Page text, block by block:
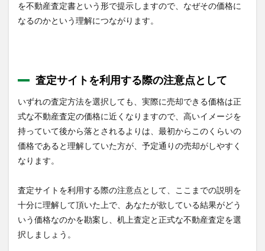
を不動産査定書という形で提示しますので、なぜその価格に
なるのかという理解につながります。
査定サイトを利用する際の注意点として
いずれの査定方法を選択しても、実際に売却できる価格は正
式な不動産査定の価格に近くなりますので、高いイメージを
持っていて後から落とされるよりは、最初からこのくらいの
価格であると理解していた方が、予定通りの売却がしやすく
なります。
査定サイトを利用する際の注意点として、ここまでの説明を
十分に理解して頂いた上で、あなたが欲している結果がどう
いう価格なのかを勘案し、机上査定と正式な不動産査定を選
択しましょう。